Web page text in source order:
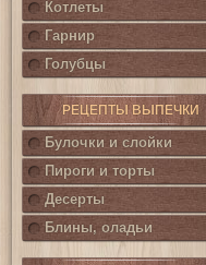
Котлеты
Гарнир
Голубцы
РЕЦЕПТЫ ВЫПЕЧКИ
Булочки и слойки
Пироги и торты
Десерты
Блины, оладьи